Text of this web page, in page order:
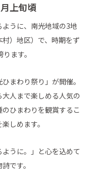
上旬頃
うに、南光地域の3地
）地区）で、時期をず
ます。
まわり祭り」が開催。
人まで楽しめる人気の
のひまわりを観賞するこ
しめます。
うに。」と心を込めて
です。